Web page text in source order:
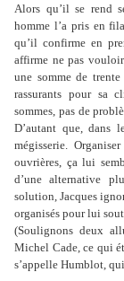
Alors qu’il se rend
homme l’a pris en
qu’il confirme en
affirme ne pas
une somme de
rassurants pour sa
sommes, pas de
D’autant que, dans
mégisserie.
ouvrières, ça lui
d’une alternative
solution, Jacques
organisés pour lui
(Soulignons deux
Michel Cade, ce qui
s’appelle Humblot,